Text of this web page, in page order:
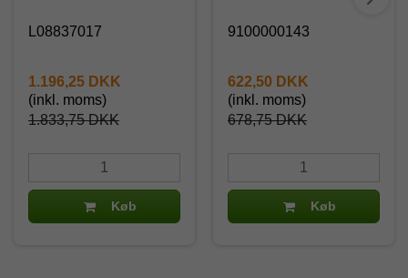
L08837017
1.833,75 DKK
1.196,25 DKK
(inkl. moms)
Køb
9100000143
678,75 DKK
622,50 DKK
(inkl. moms)
Køb